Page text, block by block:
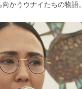
かうウナイたちの物語。